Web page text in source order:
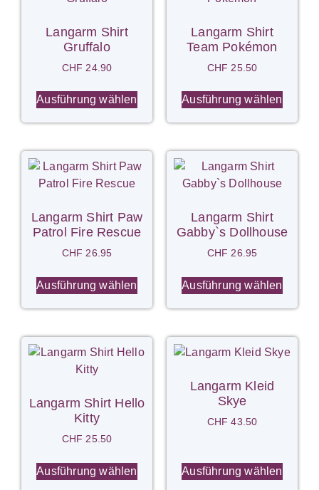
Langarm Shirt
Gruffalo
CHF 24.90
Ausführung wählen
Langarm Shirt
Team Pokémon
CHF 25.50
Ausführung wählen
Langarm Shirt Paw
Patrol Fire Rescue
CHF 26.95
Ausführung wählen
Langarm Shirt
Gabby`s Dollhouse
CHF 26.95
Ausführung wählen
Langarm Shirt Hello
Kitty
CHF 25.50
Ausführung wählen
Langarm Kleid
Skye
CHF 43.50
Ausführung wählen